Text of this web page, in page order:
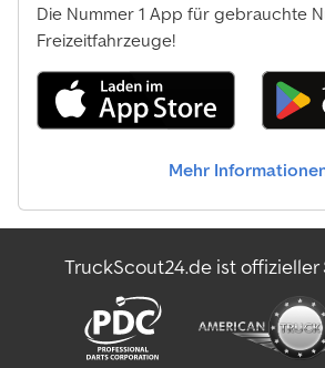
Die Nummer 1 App für gebrauchte
Freizeitfahrzeuge!
Mehr
TruckScout24.de ist offizieller